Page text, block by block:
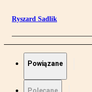
Ryszard Sadlik
Powiązane